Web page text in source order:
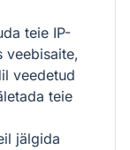
teie IP-
veebisaite,
veedetud
teie
jälgida